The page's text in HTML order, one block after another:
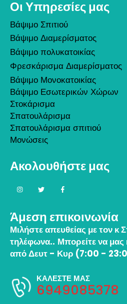
Οι Υπηρεσίες μας
Βάψιμο Σπιτιού
Βάψιμο Διαμερίσματος
Βάψιμο πολυκατοικίας
Φρεσκάρισμα Διαμερίσματος
Βάψιμο Μονοκατοικίας
Βάψιμο Εσωτερικών Χώρων
Στοκάρισμα
Σπατουλάρισμα
Σπατουλάρισμα σπιτιού
Μονώσεις
Ακολουθήστε μας
Άμεση επικοινωνία
Μιλήστε απευθείας με τον
τηλέφωνα.. Μπορείτε να μας
από Δευτ - Κυρ (7:00 -
ΚΑΛΕΣΤΕ ΜΑΣ
6949085378